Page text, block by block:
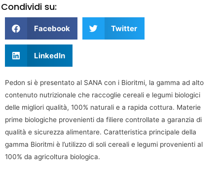
Condividi su:
Facebook Twitter
LinkedIn
Pedon si è presentato al SANA con i Bioritmi, la gamma ad alto
contenuto nutrizionale che raccoglie cereali e legumi biologici
delle migliori qualità, 100% naturali e a rapida cottura. Materie
prime biologiche provenienti da filiere controllate a garanzia di
qualità e sicurezza alimentare. Caratteristica principale della
gamma Bioritmi è l’utilizzo di soli cereali e legumi provenienti al
100% da agricoltura biologica.